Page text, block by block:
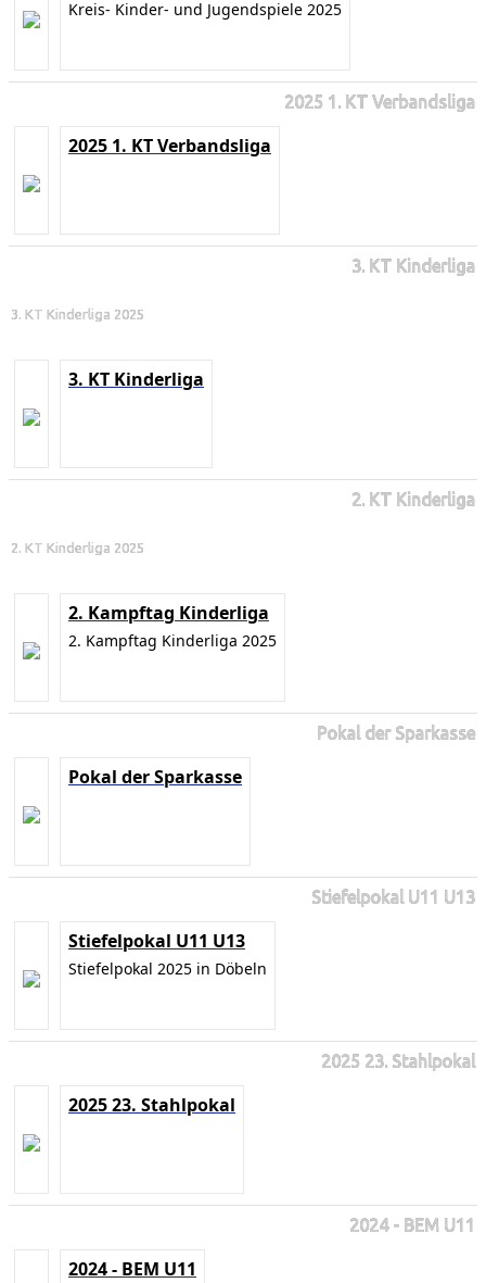
Kreis- Kinder- und Jugendspiele 2025
2025 1. KT Verbandsliga
2025 1. KT Verbandsliga
3. KT Kinderliga
3. KT Kinderliga 2025
3. KT Kinderliga
2. KT Kinderliga
2. KT Kinderliga 2025
2. Kampftag Kinderliga
2. Kampftag Kinderliga 2025
Pokal der Sparkasse
Pokal der Sparkasse
Stiefelpokal U11 U13
Stiefelpokal U11 U13
Stiefelpokal 2025 in Döbeln
2025 23. Stahlpokal
2025 23. Stahlpokal
2024 - BEM U11
2024 - BEM U11